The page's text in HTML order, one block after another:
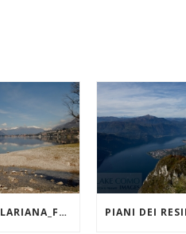
ABBADIA LARIANA_FOCE DEL TORRENTE ZERBO